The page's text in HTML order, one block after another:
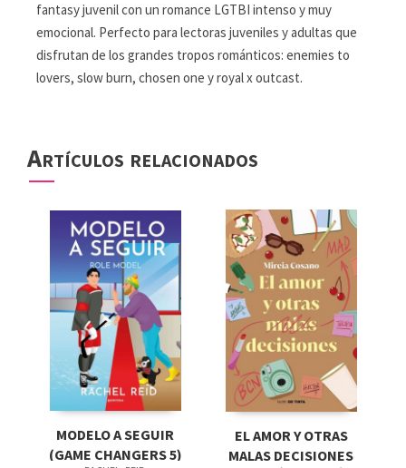
fantasy juvenil con un romance LGTBI intenso y muy
emocional. Perfecto para lectoras juveniles y adultas que
disfrutan de los grandes tropos románticos: enemies to
lovers, slow burn, chosen one y royal x outcast.
Artículos relacionados
MODELO A SEGUIR
(GAME CHANGERS 5)
EL AMOR Y OTRAS
MALAS DECISIONES